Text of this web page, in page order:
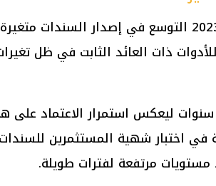
منذ مطلع عام 2023 التوسع في إصدار السندات
التوسع الحالي في آجال 10 سنوات ليعكس استمرار الاعتماد
في اختبار شهية المستثمرين
مستويات مرتفعة لفترات طويلة.